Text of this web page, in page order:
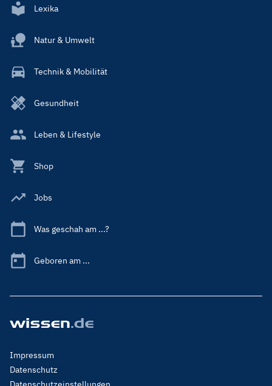
Lexika
Natur & Umwelt
Technik & Mobilität
Gesundheit
Leben & Lifestyle
Shop
Jobs
Was geschah am ...?
Geboren am ...
Footer
Menu
Legal
Impressum
Datenschutz